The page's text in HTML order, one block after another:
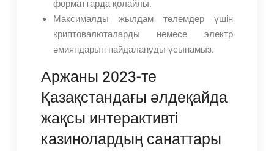
форматтарда қолайлы.
Максималды жылдам төлемдер үшін
криптовалюталарды немесе электр
әмияндарын пайдалануды ұсынамыз.
Аржаны 2023-те
Қазақстандағы әлдеқайда
жақсы интерактивті
казинолардың санаттары